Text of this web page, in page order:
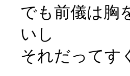
でも前儀は胸
いし
それだってす